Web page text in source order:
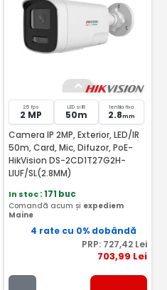
25 fps
2 MP
LED si IR
50m
lentila fixa
2.8mm
Camera IP 2MP, Exterior, LED/IR
50m, Card, Mic, Difuzor, PoE-
HikVision DS-2CD1T27G2H-
LIUF/SL(2.8MM)
In stoc: 171 buc
Comandă acum și expediem
Maine
4 rate cu 0% dobândă
PRP: 727,42 Lei
703,99 Lei